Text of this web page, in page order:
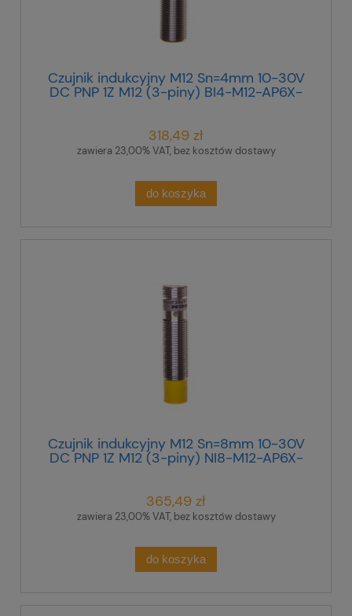
Czujnik indukcyjny M12 Sn=4mm 10-30V
DC PNP 1Z M12 (3-piny) BI4-M12-AP6X-
H1141 46070
318,49 zł
zawiera 23,00% VAT, bez kosztów dostawy
do koszyka
Czujnik indukcyjny M12 Sn=8mm 10-30V
DC PNP 1Z M12 (3-piny) NI8-M12-AP6X-
H1141 4611310
365,49 zł
zawiera 23,00% VAT, bez kosztów dostawy
do koszyka